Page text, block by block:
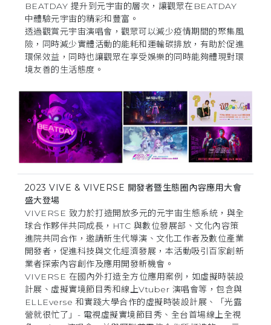
BEATDAY 提升到元宇宙的層次，讓觀眾在BEATDAY
中體驗元宇宙的精彩和豐富。
透過觀賞元宇宙演唱會，觀眾可以減少疫情期間的聚集風
險，同時減少實體活動的能耗和運輸碳排放，有助於促進
環保效益，同時也讓觀眾在享受娛樂的同時能夠體現對環
境友善的生活態度。
2023 VIVE & VIVERSE 開發者暨生態圈內容應用大會
盛大登場
VIVERSE 致力於打造開放多元的元宇宙生態系統，與全
球合作夥伴共同成長，HTC 與數位發展部、文化內容策
進院共同合作，邀請新生代導演、文化工作者及數位產業
開發者，促進科技與文化經濟發展，本活動吸引百家創新
業者探索內容創作及應用開發新機會。
VIVERSE 在國內外打造全方位應用案例，如虛擬時裝設
計展、虛擬實境節目秀和線上Vtuber 演唱會等，包含與
ELLEverse 和實踐大學合作的虛擬時裝設計展、「光露
營就很忙了」- 電視虛擬實境節目秀、全台首場線上全視